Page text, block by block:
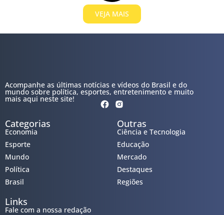
VEJA MAIS
Acompanhe as últimas notícias e vídeos do Brasil e do
mundo sobre política, esportes, entretenimento e muito
mais aqui neste site!
Categorias
Economia
Esporte
Mundo
Política
Brasil
Outras
Ciência e Tecnologia
Educação
Mercado
Destaques
Regiões
Links
Fale com a nossa redação